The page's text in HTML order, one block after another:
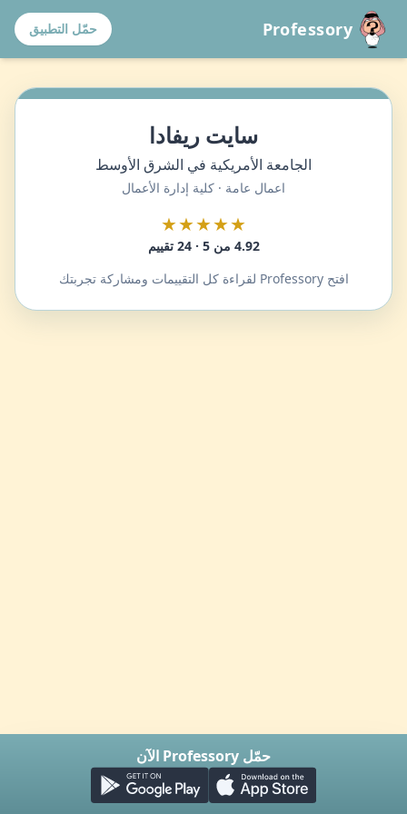
Professory حمّل التطبيق
سايت ريفادا
الجامعة الأمريكية في الشرق الأوسط
اعمال عامة · كلية إدارة الأعمال
★★★★★
4.92 من 5 · 24 تقييم
افتح Professory لقراءة كل التقييمات ومشاركة تجربتك
حمّل Professory الآن